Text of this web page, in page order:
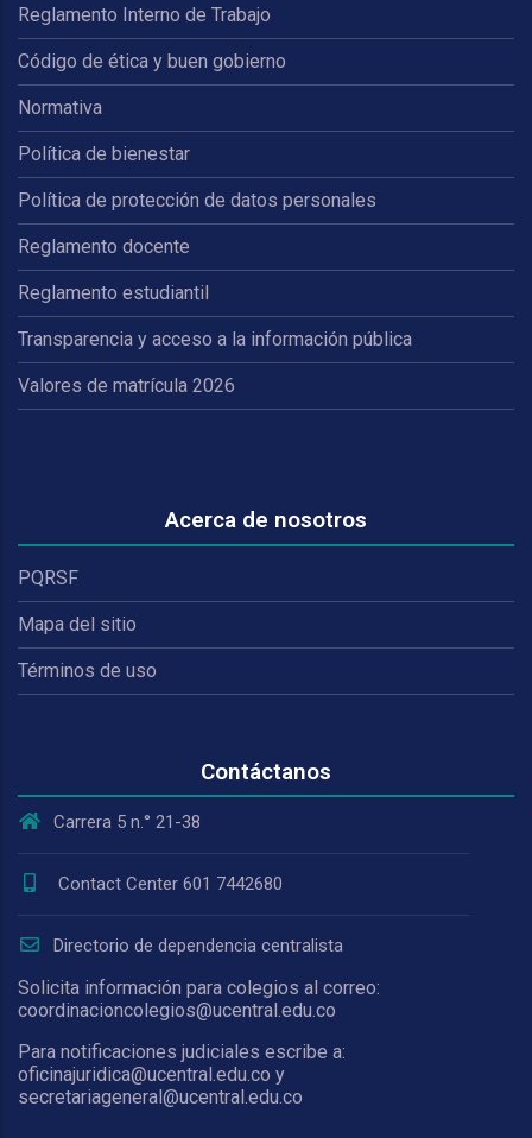
Reglamento Interno de Trabajo
Código de ética y buen gobierno
Normativa
Política de bienestar
Política de protección de datos personales
Reglamento docente
Reglamento estudiantil
Transparencia y acceso a la información pública
Valores de matrícula 2026
Acerca de nosotros
PQRSF
Mapa del sitio
Términos de uso
Contáctanos
Carrera 5 n.° 21-38
Contact Center 601 7442680
Directorio de dependencia centralista
Solicita información para colegios al correo:
coordinacioncolegios@ucentral.edu.co
Para notificaciones judiciales escribe a:
oficinajuridica@ucentral.edu.co y
secretariageneral@ucentral.edu.co